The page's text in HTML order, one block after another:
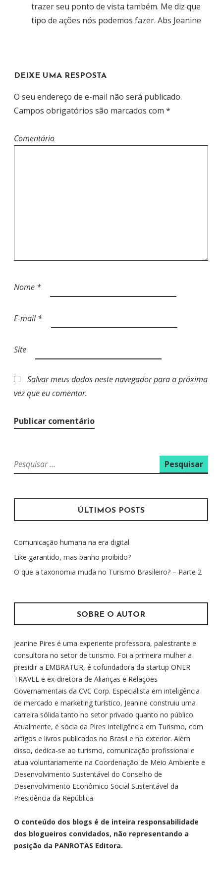
trazer seu ponto de vista também. Me diz que
tipo de ações nós podemos fazer. Abs Jeanine
DEIXE UMA RESPOSTA
O seu endereço de e-mail não será publicado.
Campos obrigatórios são marcados com *
Comentário
Nome *
E-mail*
Site
Salvar meus dados neste navegador para a próxima
vez que eu comentar.
P
e
q
i
a
r
p
:
ÚLTIMOS POSTS
Comunicação humana na era digital
Like garantido, mas banho proibido?
O que a taxonomia muda no Turismo Brasileiro? – Parte 2
SOBRE O AUTOR
Jeanine Pires é uma experiente professora, palestrante e
consultora no setor de turismo. Foi a primeira mulher a
presidir a EMBRATUR, é cofundadora da startup ONER
TRAVEL e ex-diretora de Alianças e Relações
Governamentais da CVC Corp. Especialista em inteligência
de mercado e marketing turístico, Jeanine construiu uma
carreira sólida tanto no setor privado quanto no público.
Atualmente, é sócia da Pires Inteligência em Turismo, com
artigos e livros publicados no Brasil e no exterior. Além
disso, dedica-se ao turismo, comunicação profissional e
atua voluntariamente na Coordenação de Meio Ambiente e
Desenvolvimento Sustentável do Conselho de
Desenvolvimento Econômico Social Sustentável da
Presidência da República.
O conteúdo dos blogs é de inteira responsabilidade
dos blogueiros convidados, não representando a
posição da PANROTAS Editora.